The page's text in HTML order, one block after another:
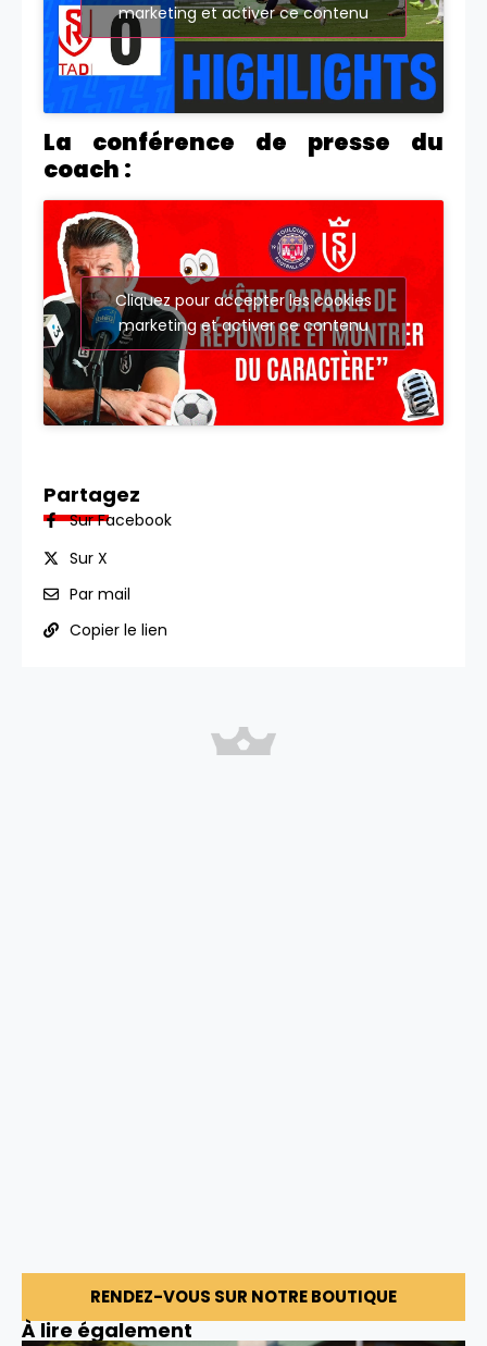
marketing et activer ce contenu
La conférence de presse du
coach :
Cliquez pour accepter les cookies
marketing et activer ce contenu
Partagez
Sur Facebook
Sur X
Par mail
Copier le lien
RENDEZ-VOUS SUR NOTRE BOUTIQUE
À lire également